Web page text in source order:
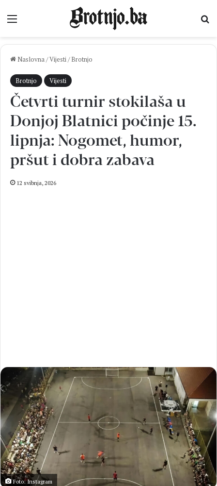
Izbornik
Naslovna/Vijesti/ Brotnjo
Brotnjo Vijesti
Četvrti turnir stokilaša u
Donjoj Blatnici počinje 15.
lipnja: Nogomet, humor,
pršut i dobra zabava
12 svibnja, 2026
Foto: Instagram